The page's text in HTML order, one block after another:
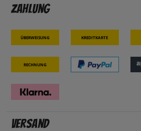
Zahlung
Überweisung Kreditkarte
Rechnung
Versand